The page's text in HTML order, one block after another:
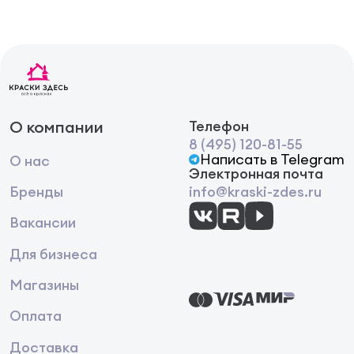
О компании
О нас
Бренды
Вакансии
Для бизнеса
Магазины
Оплата
Доставка
Телефон
8 (495) 120-81-55
Написать в Telegram
Электронная почта
info@kraski-zdes.ru